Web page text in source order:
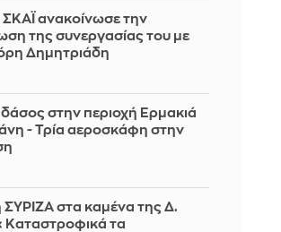
ανακοίνωσε την
της συνεργασίας του με
Δημητριάδη
στην περιοχή Ερμακιά
- Τρία αεροσκάφη στην
ΣΥΡΙΖΑ στα καμένα της Δ.
τα